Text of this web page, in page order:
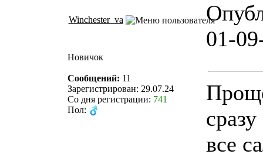
Winchester_va
01-
Новичок
Сообщений: 11
Зарегистрирован: 29.07.24
Со дня регистрации: 741
Пол:
все